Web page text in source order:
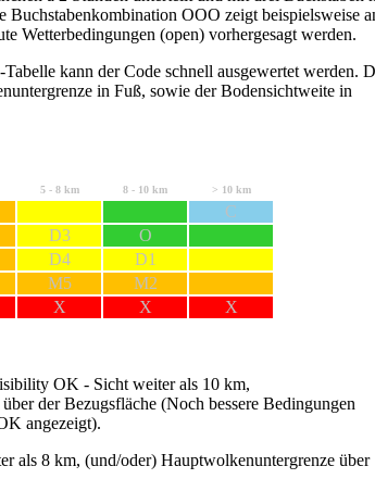
OOO zeigt beispielsweise
Wetterbedingungen (open) vorhergesagt werden.
kann der Code schnell ausgewertet werden.
in Fuß, sowie der Bodensichtweite in
5 - 8 km 8 - 10 km > 10 km
C
D3
O
D4
D1
M5
M2
X X X
OK - Sicht weiter als 10 km,
der Bezugsfläche (Noch bessere Bedingungen
angezeigt).
als 8 km, (und/oder) Hauptwolkenuntergrenze über